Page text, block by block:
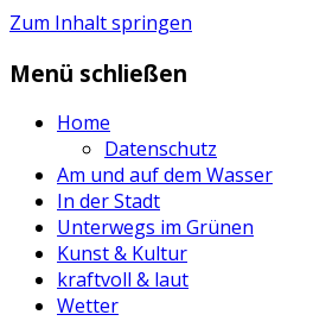
Zum Inhalt springen
Menü schließen
Home
Datenschutz
Am und auf dem Wasser
In der Stadt
Unterwegs im Grünen
Kunst & Kultur
kraftvoll & laut
Wetter